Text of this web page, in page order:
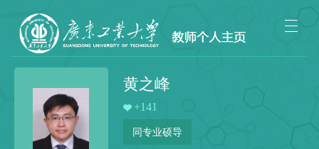
黄之峰
+141
同专业硕导